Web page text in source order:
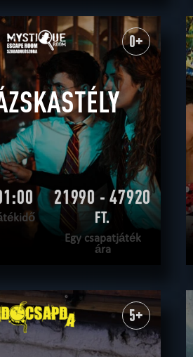
AKAROK | TELJESÍTVE 0+
21990 - 47920
FT.
Egy csapatjáték
ára
AKAROK | TELJESÍTVE 5+